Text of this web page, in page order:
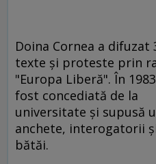
Doina Cornea a difuzat
texte şi proteste prin
"Europa Liberă". În
fost concediată de la
universitate şi supusă
anchete, interogatorii
bătăi.